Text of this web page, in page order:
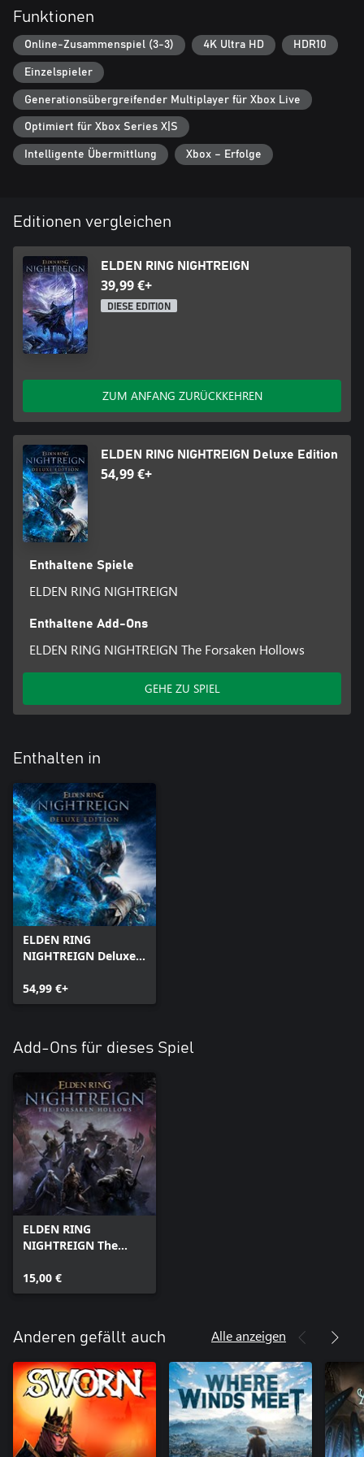
Funktionen
Online-Zusammenspiel (3-3) 4K Ultra HD HDR10
Einzelspieler
Generationsübergreifender Multiplayer für Xbox Live
Optimiert für Xbox Series X|S
Intelligente Übermittlung Xbox – Erfolge
Editionen vergleichen
ELDEN RING NIGHTREIGN
39,99 €+
DIESE EDITION
ZUM ANFANG ZURÜCKKEHREN
ELDEN RING NIGHTREIGN Deluxe Edition
54,99 €+
Enthaltene Spiele
ELDEN RING NIGHTREIGN
Enthaltene Add-Ons
ELDEN RING NIGHTREIGN The Forsaken Hollows
GEHE ZU SPIEL
Enthalten in
ELDEN RING
NIGHTREIGN Deluxe
54,99 €+
Add-Ons für dieses Spiel
ELDEN RING
NIGHTREIGN The
15,00 €
Anderen gefällt auch Alle anzeigen